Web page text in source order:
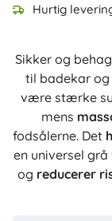
Hurtig
Sikker og
til badekar og
være stærke
mens
fodsålerne. Det
en universel
og reducerer